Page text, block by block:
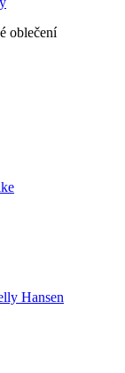
oblečení
Hansen